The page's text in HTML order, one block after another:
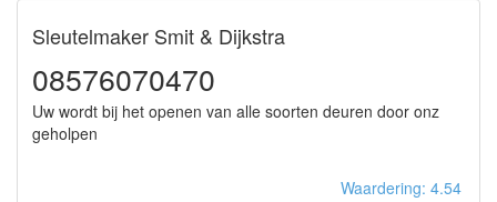
Sleutelmaker Smit & Dijkstra
08576070470
Uw wordt bij het openen van alle soorten deuren door onz
geholpen
Waardering: 4.54